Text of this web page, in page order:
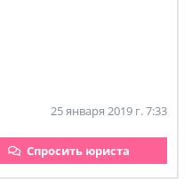
25 января 2019 г. 7:33
Спросить юриста